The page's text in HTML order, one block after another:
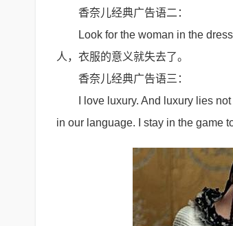
香奈儿经典广告语二：
Look for the woman in the
人，衣服的意义就失去了。
香奈儿经典广告语三：
I love luxury. And luxury lies
in our language. I stay in the game